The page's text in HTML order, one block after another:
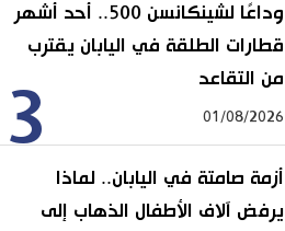
3
وداعًا لشينكانسن 500.. أحد أشهر
قطارات الطلقة في اليابان يقترب
من التقاعد
01/08/2026
أزمة صامتة في اليابان.. لماذا
يرفض آلاف الأطفال الذهاب إلى